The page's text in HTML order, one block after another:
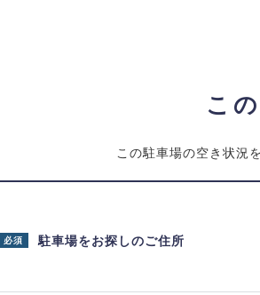
こ
この駐車場の空き状況
駐車場をお探しのご住所
必須